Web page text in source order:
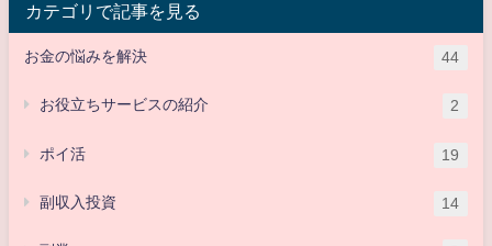
カテゴリで記事を見る
お金の悩みを解決 44
お役立ちサービスの紹介 2
ポイ活 19
副収入投資 14